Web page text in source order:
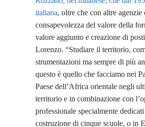
italiana, oltre che con altre
consapevolezza del valore della
valore aggiunto e creazione di
Lorenzo. “Studiare il territorio,
strumentazioni ma sempre di più
questo è quello che facciamo nei
Paese dell’Africa orientale negli
territorio e in combinazione con
professionale specialmente
costruzione di cinque scuole, o in